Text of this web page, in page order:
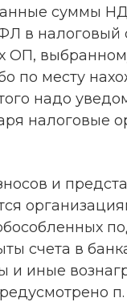
суммы
в налоговый
ОП,
по месту
надо
налоговые
и
счета в
и иные
п.